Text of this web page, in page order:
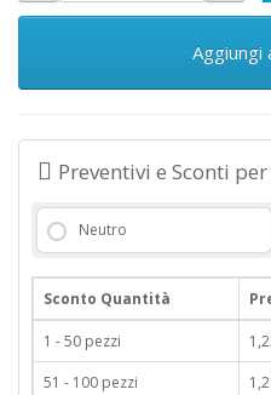
Aggiungi
Preventivi e Sconti
Neutro
Sconto Quantità
1 - 50 pezzi
51 - 100 pezzi